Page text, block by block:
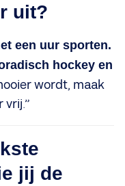
uit?
een uur sporten.
hockey en
wordt, maak
vrij.”
jij de